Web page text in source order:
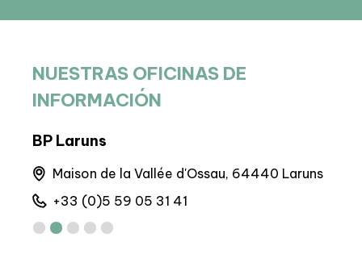
NUESTRAS OFICINAS DE
INFORMACIÓN
BP Laruns
Maison de la Vallée d'Ossau, 64440 Laruns
+33 (0)5 59 05 31 41